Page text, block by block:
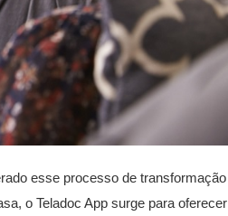
esse processo de transformação
o Teladoc App surge para oferecer